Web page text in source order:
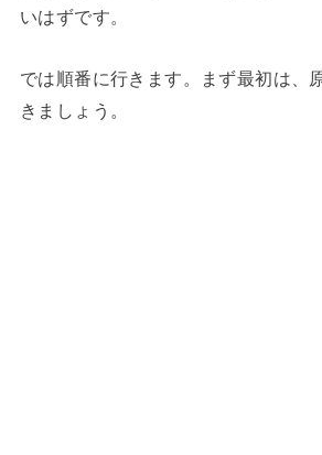
いはずです。
では順番に行きます。まず最初は、
きましょう。